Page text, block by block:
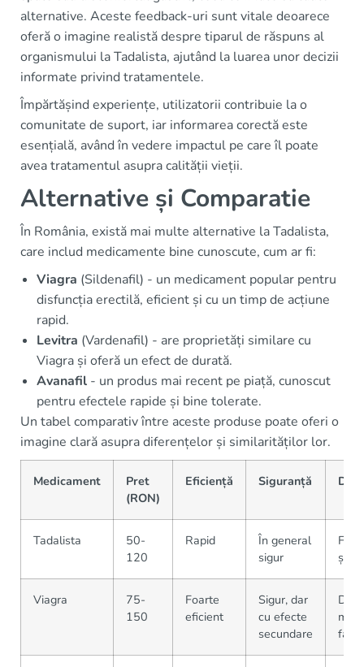
alternative. Aceste feedback-uri sunt vitale deoarece
oferă o imagine realistă despre tiparul de răspuns al
organismului la Tadalista, ajutând la luarea unor decizii
informate privind tratamentele.
Împărtășind experiențe, utilizatorii contribuie la o
comunitate de suport, iar informarea corectă este
esențială, având în vedere impactul pe care îl poate
avea tratamentul asupra calității vieții.
Alternative și Comparatie
În România, există mai multe alternative la Tadalista,
care includ medicamente bine cunoscute, cum ar fi:
Viagra (Sildenafil) - un medicament popular pentru
disfuncția erectilă, eficient și cu un timp de acțiune
rapid.
Levitra (Vardenafil) - are proprietăți similare cu
Viagra și oferă un efect de durată.
Avanafil - un produs mai recent pe piață, cunoscut
pentru efectele rapide și bine tolerate.
Un tabel comparativ între aceste produse poate oferi o
imagine clară asupra diferențelor și similarităților lor.
Medicament
Pret
(RON)
Eficiență Siguranță
Tadalista
50-
120
Rapid
În general
sigur
și
Viagra
75-
150
Foarte
eficient
Sigur, dar
cu efecte
secundare